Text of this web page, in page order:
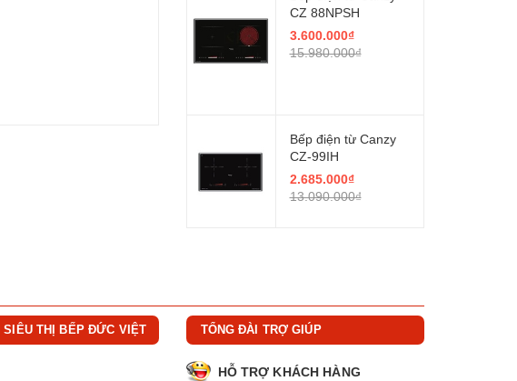
CZ 88NPSH
3.600.000₫
15.980.000₫
Bếp điện từ Canzy
CZ-99IH
2.685.000₫
13.090.000₫
SIÊU THỊ BẾP ĐỨC VIỆT TỔNG ĐÀI TRỢ GIÚP
HỖ TRỢ KHÁCH HÀNG